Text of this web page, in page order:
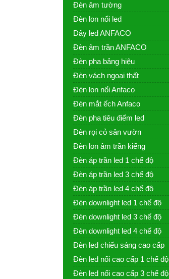
Đèn âm tường
Đèn lon nổi led
Dây led ANFACO
Đèn âm trần ANFACO
Đèn pha bảng hiệu
Đèn vách ngoại thất
Đèn lon nổi Anfaco
Đèn mắt ếch Anfaco
Đèn pha tiêu điểm led
Đèn rọi cỏ sân vườn
Đèn lon âm trần kiếng
Đèn áp trần led 1 chế độ
Đèn áp trần led 3 chế độ
Đèn áp trần led 4 chế độ
Đèn downlight led 1 chế độ
Đèn downlight led 3 chế độ
Đèn downlight led 4 chế độ
Đèn led chiếu sáng cao cấp
Đèn led nổi cao cấp 1 chế độ
Đèn led nổi cao cấp 3 chế độ